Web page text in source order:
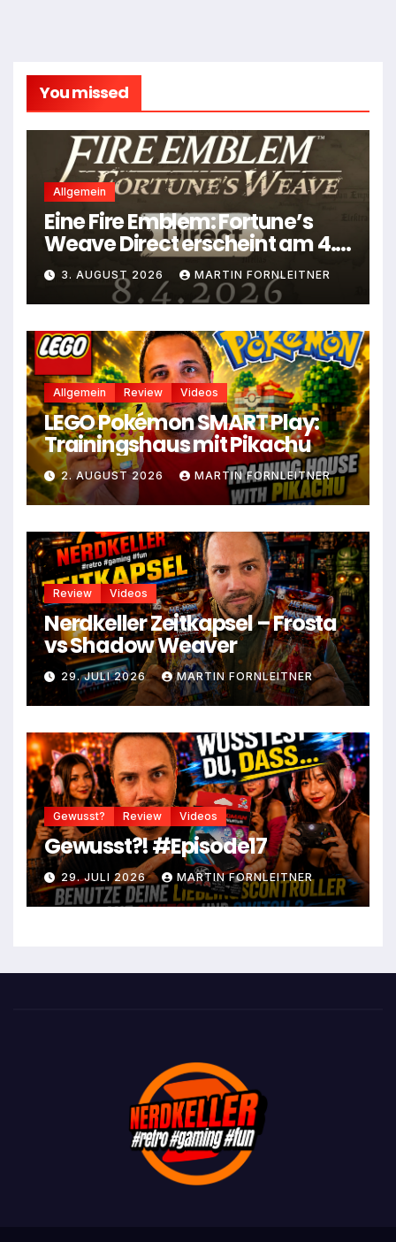
You missed
Allgemein
Eine Fire Emblem: Fortune’s
Weave Direct erscheint am 4.
August
3. AUGUST 2026 MARTIN FORNLEITNER
Allgemein Review Videos
LEGO Pokémon SMART Play:
Trainingshaus mit Pikachu
2. AUGUST 2026 MARTIN FORNLEITNER
Review Videos
Nerdkeller Zeitkapsel – Frosta
vs Shadow Weaver
29. JULI 2026 MARTIN FORNLEITNER
Gewusst? Review Videos
Gewusst?! #Episode17
29. JULI 2026 MARTIN FORNLEITNER